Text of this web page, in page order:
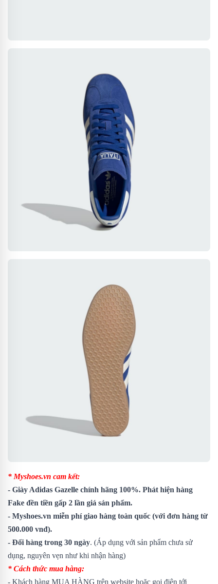
* Myshoes.vn cam kết:
- Giày Adidas Gazelle chính hãng 100%. Phát hiện hàng
Fake đền tiền gấp 2 lần giá sản phẩm.
- Myshoes.vn miễn phí giao hàng toàn quốc (với đơn hàng từ
500.000 vnđ).
- Đổi hàng trong 30 ngày. (Áp dụng với sản phẩm chưa sử
dụng, nguyên vẹn như khi nhận hàng)
* Cách thức mua hàng:
- Khách hàng MUA HÀNG trên website hoặc gọi điện tới